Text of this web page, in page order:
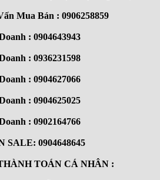
Mua Bán : 0906258859
: 0904643943
: 0936231598
: 0904627066
: 0904625025
: 0902164766
SALE: 0904648645
TOÁN CÁ NHÂN :